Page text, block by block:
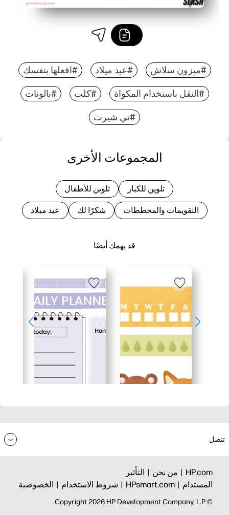
#ميزون سلاش #عيد ميلاد #افعلها بنفسك
#النقل باستخدام المكواة #كلب #بالونات
#تي شيرت
قد يهمك أيضًا
المجموعات الأخرى
تلوين للكبار تلوين للأطفال
التقويمات والمخططات شكرًا لك عيد ميلاد
تنصل
HP.com | من نحن | التأثير
المستدام | HPsmart.com | شروط الاستخدام | الخصوصية
© Copyright 2026 HP Development Company, L.P.